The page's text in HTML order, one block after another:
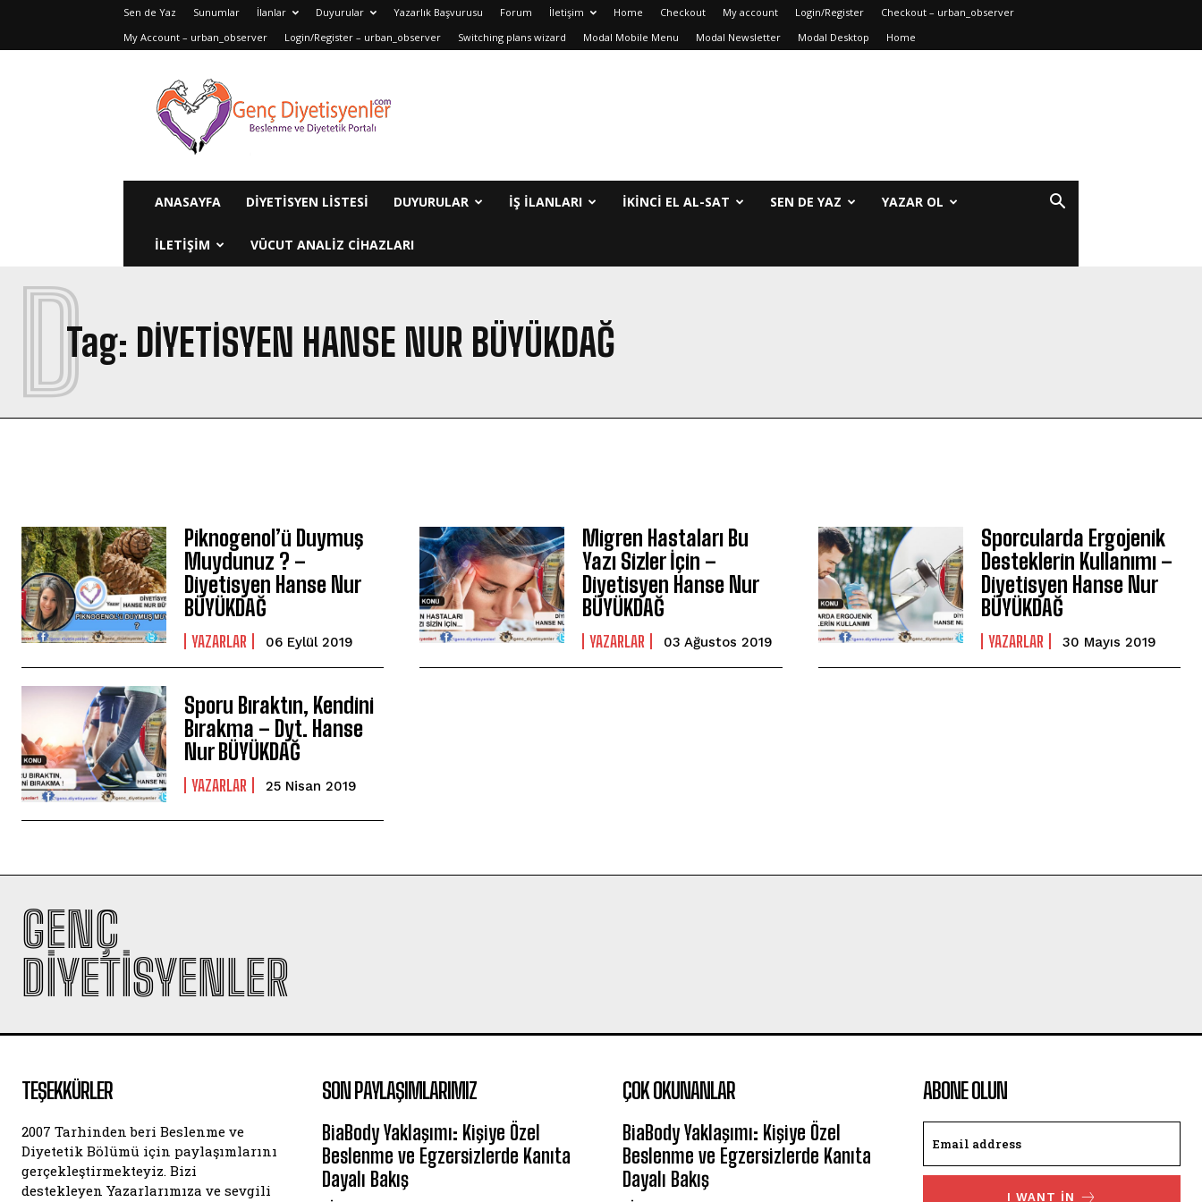
Sen de Yaz Sunumlar İlanlar Duyurular Yazarlık Başvurusu Forum İletişim Home Checkout My account Login/Register
Checkout – urban_observer
My Account – urban_observer
Login/Register – urban_observer Switching plans wizard Modal Mobile Menu Modal Newsletter Modal Desktop Home
Genç
Diyetisyenler
ANASAYFA DIYETISYEN LISTESI DUYURULAR İŞ İLANLARI IKINCI EL AL-SAT SEN DE YAZ YAZAR OL
ILETIŞIM VÜCUT ANALIZ CIHAZLARI
Tag: DIYETISYEN HANSE NUR BÜYÜKDAĞ
D
Piknogenol’ü Duymuş
Muydunuz ? –
Diyetisyen Hanse Nur
BÜYÜKDAĞ
YAZARLAR 06 Eylül 2019
Migren Hastaları Bu
Yazı Sizler İçin –
Diyetisyen Hanse Nur
BÜYÜKDAĞ
YAZARLAR 03 Ağustos 2019
Sporcularda Ergojenik
Desteklerin Kullanımı –
Diyetisyen Hanse Nur
BÜYÜKDAĞ
YAZARLAR 30 Mayıs 2019
Sporu Bıraktın, Kendini
Bırakma – Dyt. Hanse
Nur BÜYÜKDAĞ
YAZARLAR 25 Nisan 2019
GENÇ
DIYETISYENLER
TEŞEKKÜRLER
2007 Tarhinden beri Beslenme ve
Diyetetik Bölümü için paylaşımlarını
gerçekleştirmekteyiz. Bizi
destekleyen Yazarlarımıza ve sevgili
SON PAYLAŞIMLARIMIZ
BiaBody Yaklaşımı: Kişiye Özel
Beslenme ve Egzersizlerde Kanıta
Dayalı Bakış
ÇOK OKUNANLAR
BiaBody Yaklaşımı: Kişiye Özel
Beslenme ve Egzersizlerde Kanıta
Dayalı Bakış
ABONE OLUN
I WANT IN